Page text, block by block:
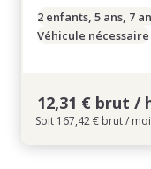
2 enfants, 5 ans, 7
Véhicule nécessaire
12,31 € brut /
Soit 167,42 € brut /